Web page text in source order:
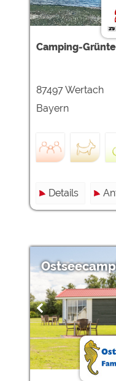
Camping-
87497 Wertach
Bayern
Details